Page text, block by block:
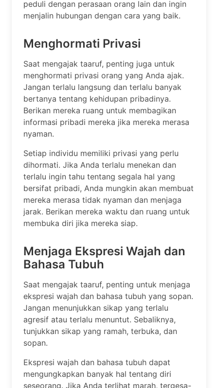
peduli dengan perasaan orang lain dan ingin
menjalin hubungan dengan cara yang baik.
Menghormati Privasi
Saat mengajak taaruf, penting juga untuk
menghormati privasi orang yang Anda ajak.
Jangan terlalu langsung dan terlalu banyak
bertanya tentang kehidupan pribadinya.
Berikan mereka ruang untuk membagikan
informasi pribadi mereka jika mereka merasa
nyaman.
Setiap individu memiliki privasi yang perlu
dihormati. Jika Anda terlalu menekan dan
terlalu ingin tahu tentang segala hal yang
bersifat pribadi, Anda mungkin akan membuat
mereka merasa tidak nyaman dan menjaga
jarak. Berikan mereka waktu dan ruang untuk
membuka diri jika mereka siap.
Menjaga Ekspresi Wajah dan
Bahasa Tubuh
Saat mengajak taaruf, penting untuk menjaga
ekspresi wajah dan bahasa tubuh yang sopan.
Jangan menunjukkan sikap yang terlalu
agresif atau terlalu menuntut. Sebaliknya,
tunjukkan sikap yang ramah, terbuka, dan
sopan.
Ekspresi wajah dan bahasa tubuh dapat
mengungkapkan banyak hal tentang diri
seseorang. Jika Anda terlihat marah, tergesa-